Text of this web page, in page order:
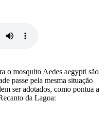
o mosquito Aedes aegypti são
passe pela mesma situação
ser adotados, como pontua a
da Lagoa: